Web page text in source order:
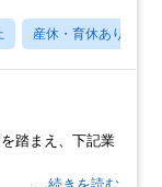
産休・育休あり
踏まえ、下記業